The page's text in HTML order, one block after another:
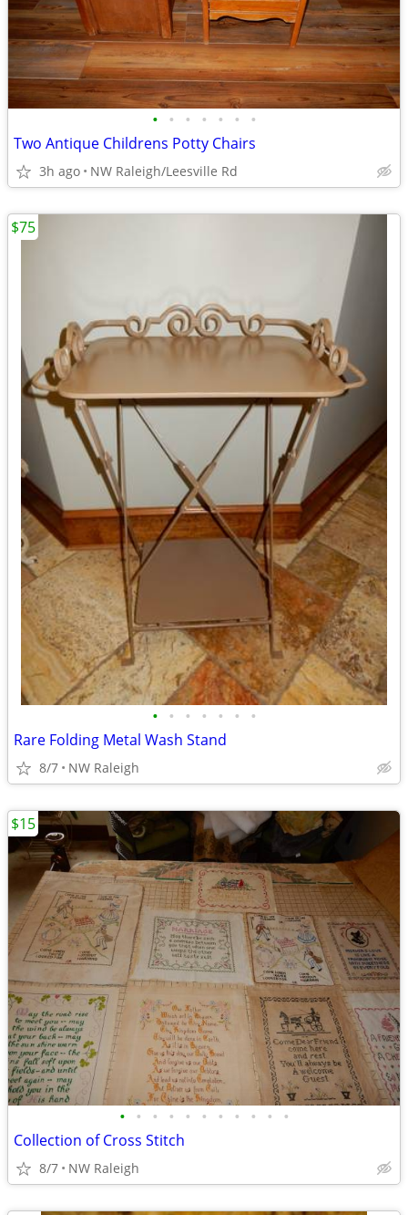
• • • • • • •
Two Antique Childrens Potty Chairs
3h ago NW Raleigh/Leesville Rd
• • • • • • •
Rare Folding Metal Wash Stand
8/7 NW Raleigh
$75
• • • • • • • • • • •
Collection of Cross Stitch
8/7 NW Raleigh
$15